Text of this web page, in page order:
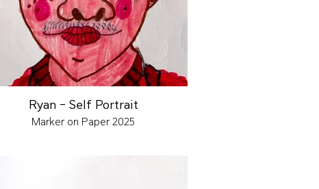
Ryan - Self Portrait
Marker on Paper 2025